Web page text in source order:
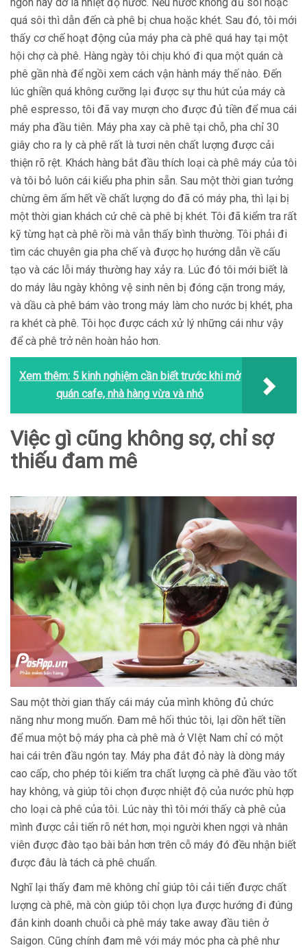
quá sôi thì dẫn đến cà phê bị chua hoặc khét. Sau đó, tôi mới
thấy cơ chế hoạt động của máy pha cà phê quá hay tại một
hội chợ cà phê. Hàng ngày tôi chịu khó đi qua một quán cà
phê gần nhà để ngồi xem cách vận hành máy thế nào. Đến
lúc ghiền quá không cưỡng lại được sự thu hút của máy cà
phê espresso, tôi đã vay mượn cho được đủ tiền để mua cái
máy pha đầu tiên. Máy pha xay cà phê tại chỗ, pha chỉ 30
giây cho ra ly cà phê rất là tươi nên chất lượng được cải
thiện rõ rệt. Khách hàng bắt đầu thích loại cà phê máy của tôi
và tôi bỏ luôn cái kiểu pha phin sẵn. Sau một thời gian tưởng
chừng êm ấm hết về chất lượng do đã có máy pha, thì lại bị
một thời gian khách cứ chê cà phê bị khét. Tôi đã kiểm tra rất
kỹ từng hạt cà phê rồi mà vẫn thấy bình thường. Tôi phải đi
tìm các chuyên gia pha chế và được họ hướng dẫn về cấu
tạo và các lỗi máy thường hay xảy ra. Lúc đó tôi mới biết là
do máy lâu ngày không vệ sinh nên bị đóng cặn trong máy,
và dầu cà phê bám vào trong máy làm cho nước bị khét, pha
ra khét cà phê. Tôi học được cách xử lý những cái như vậy
để cà phê trở nên hoàn hảo hơn.
Xem thêm: 5 kinh nghiệm cần biết trước khi mở
quán cafe, nhà hàng vừa và nhỏ
Việc gì cũng không sợ, chỉ sợ
thiếu đam mê
Sau một thời gian thấy cái máy của mình không đủ chức
năng như mong muốn. Đam mê hối thúc tôi, lại dồn hết tiền
để mua một bộ máy pha cà phê mà ở VIệt Nam chỉ có một
hai cái trên đầu ngón tay. Máy pha đắt đỏ này là dòng máy
cao cấp, cho phép tôi kiểm tra chất lượng cà phê đầu vào tốt
hay không, và giúp tôi chọn được nhiệt độ của nước phù hợp
cho loại cà phê của tôi. Lúc này thì tôi mới thấy cà phê của
mình được cải tiến rõ nét hơn, mọi người khen ngợi và nhân
viên được đào tạo bài bản hơn trên cỗ máy đó đều nhận biết
được đâu là tách cà phê chuẩn.
Nghĩ lại thấy đam mê không chỉ giúp tôi cải tiến được chất
lượng cà phê, mà còn giúp tôi chọn lựa được hướng đi đúng
đắn kinh doanh chuỗi cà phê máy take away đầu tiên ở
Saigon. Cũng chính đam mê với máy móc pha cà phê như